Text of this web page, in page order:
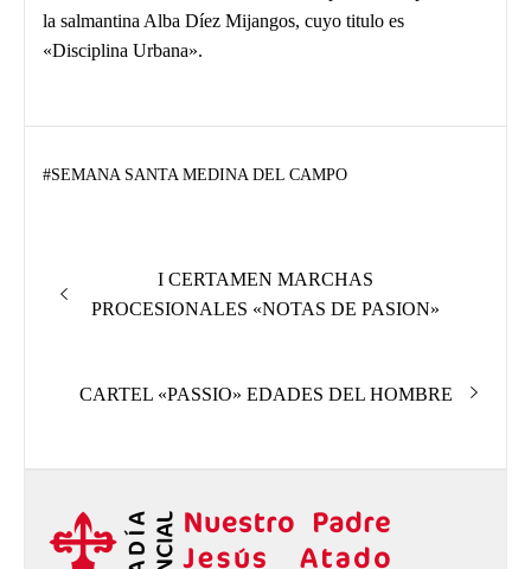
la salmantina Alba Díez Mijangos, cuyo titulo es
«Disciplina Urbana».
#SEMANA SANTA MEDINA DEL CAMPO
de
Entrada
anterior:
I CERTAMEN MARCHAS
PROCESIONALES «NOTAS DE PASION»
Entrada
CARTEL «PASSIO» EDADES DEL HOMBRE